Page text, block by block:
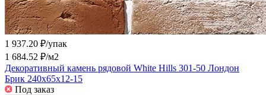
1 937.20 ₽/упак
1 684.52 ₽/м2
Декоративный камень рядовой White Hills 301-50 Лондон
Брик 240x65x12-15
Под заказ